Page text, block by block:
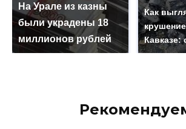
На Урале из казны
были украдены 18
миллионов рублей
Как
Кавказе: